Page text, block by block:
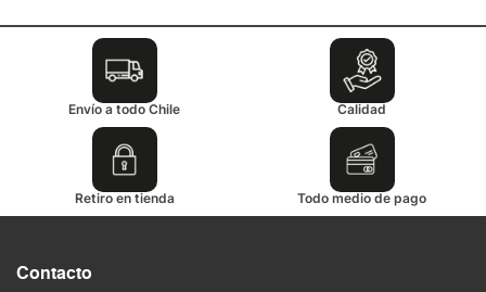
Envío a todo Chile Calidad
Retiro en tienda Todo medio de pago
Contacto